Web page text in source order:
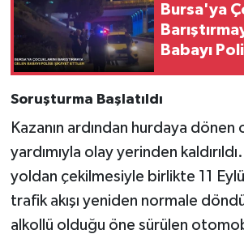
Bursa'ya
Babayı
Soruşturma Başlatıldı
Kazanın ardından hurdaya
yardımıyla olay yerinden
yoldan çekilmesiyle birlikte 11
trafik akışı yeniden normale
alkollü olduğu öne sürülen